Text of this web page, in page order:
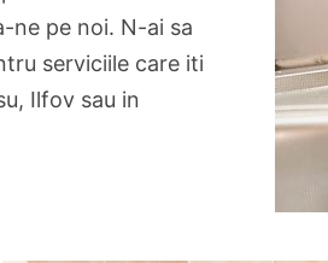
ne pe noi. N-ai sa
serviciile care iti
Ilfov sau in